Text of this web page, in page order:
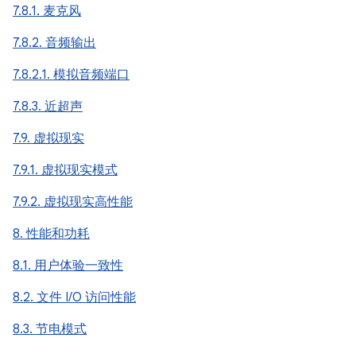
7.8.1. 麦克风
7.8.2. 音频输出
7.8.2.1. 模拟音频端口
7.8.3. 近超声
7.9. 虚拟现实
7.9.1. 虚拟现实模式
7.9.2. 虚拟现实高性能
8. 性能和功耗
8.1. 用户体验一致性
8.2. 文件 I/O 访问性能
8.3. 节电模式